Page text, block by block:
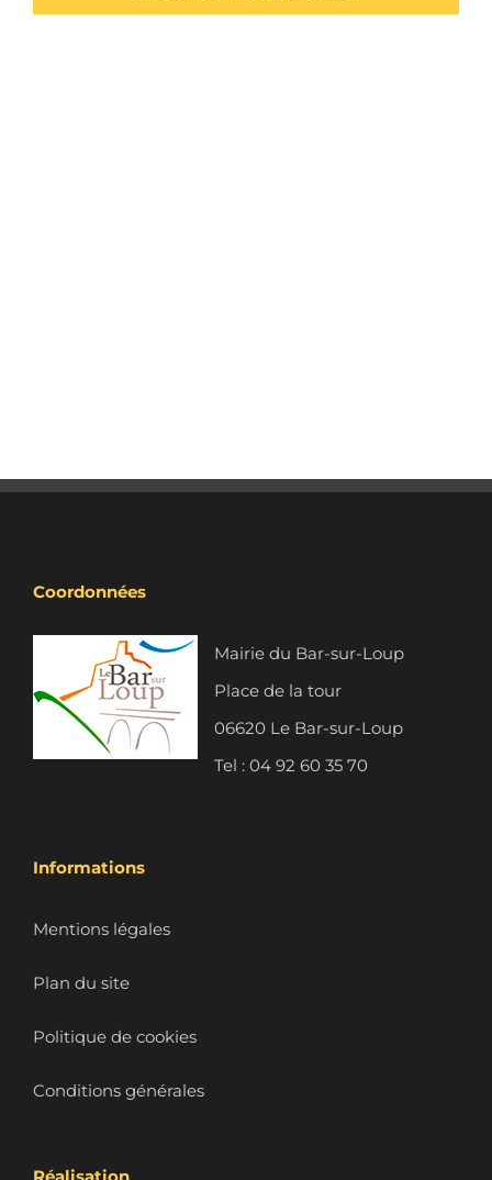
Coordonnées
Mairie du Bar-sur-Loup
Place de la tour
06620 Le Bar-sur-Loup
Tel : 04 92 60 35 70
Informations
Mentions légales
Plan du site
Politique de cookies
Conditions générales